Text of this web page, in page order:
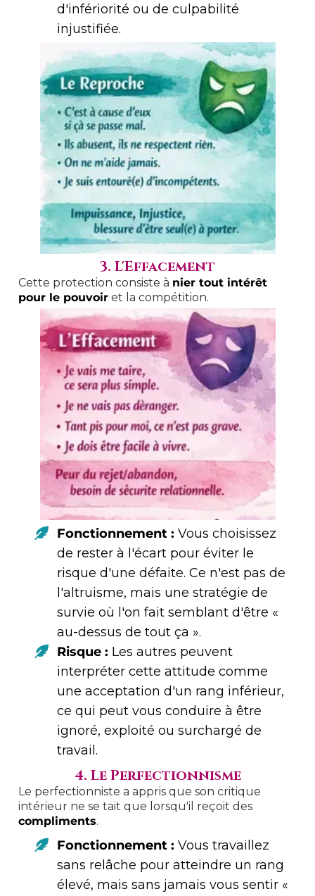
d'infériorité ou de culpabilité
injustifiée.
3. L'Effacement
Cette protection consiste à nier tout intérêt
pour le pouvoir et la compétition.
Fonctionnement : Vous choisissez
de rester à l'écart pour éviter le
risque d'une défaite. Ce n'est pas de
l'altruisme, mais une stratégie de
survie où l'on fait semblant d'être «
au-dessus de tout ça ».
Risque : Les autres peuvent
interpréter cette attitude comme
une acceptation d'un rang inférieur,
ce qui peut vous conduire à être
ignoré, exploité ou surchargé de
travail.
4. Le Perfectionnisme
Le perfectionniste a appris que son critique
intérieur ne se tait que lorsqu'il reçoit des
compliments.
Fonctionnement : Vous travaillez
sans relâche pour atteindre un rang
élevé, mais sans jamais vous sentir «